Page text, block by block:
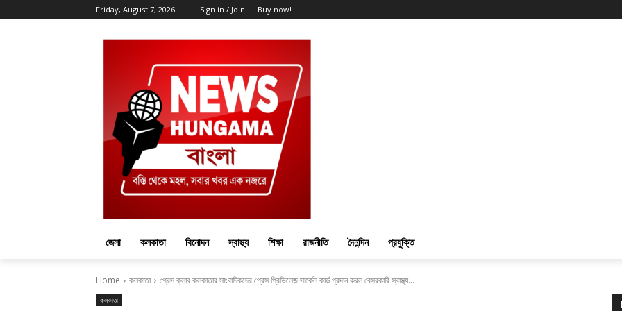
Friday, August 7, 2026 Sign in / Join Buy now!
জেলা কলকাতা বিনোদন স্বাস্থ্য শিক্ষা রাজনীতি দৈনন্দিন প্রযুক্তি
Home কলকাতা প্রেস ক্লাব কলকাতার সাংবাদিকদের প্রেস প্রিভিলেজ সার্কেল কার্ড প্রদান করল বেসরকারি স্বাস্থ্য...
কলকাতা